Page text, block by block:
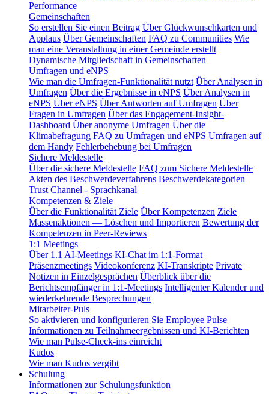
Performance
Gemeinschaften
So erstellen Sie einen Beitrag Über Glückwunschkarten und
Applaus Über Gemeinschaften FAQ zu Communities Wie
man eine Veranstaltung in einer Gemeinde erstellt
Dynamische Mitgliedschaft in Gemeinschaften
Umfragen und eNPS
Wie man die Umfragen-Funktionalität nutzt Über Analysen in
Umfragen Über die Ergebnisse in eNPS Über Analysen in
eNPS Über eNPS Über Antworten auf Umfragen Über
Fragen in Umfragen Über das Engagement-Insight-
Dashboard Über anonyme Umfragen Über die
Klimabefragung FAQ zu Umfragen und eNPS Umfragen auf
dem Handy Fehlerbehebung bei Umfragen
Sichere Meldestelle
Über die sichere Meldestelle FAQ zum Sichere Meldestelle
Akten des Beschwerdeverfahrens Beschwerdekategorien
Trust Channel - Sprachkanal
Kompetenzen & Ziele
Über die Funktionalität Ziele Über Kompetenzen Ziele
Massenaktionen — Löschen und Importieren Bewertung der
Kompetenzen in Peer-Reviews
1:1 Meetings
Über 1.1 AI-Meetings KI-Chat im 1:1-Format
Präsenzmeetings Videokonferenz KI-Transkripte Private
Notizen in Einzelgesprächen Überblick über die
Berichtsempfänger in 1:1-Meetings Intelligenter Kalender und
wiederkehrende Besprechungen
Mitarbeiter-Puls
So aktivieren und konfigurieren Sie Employee Pulse
Informationen zu Teilnahmeergebnissen und KI-Berichten
Wie man Pulse-Check-ins einreicht
Kudos
Wie man Kudos vergibt
Schulung
Informationen zur Schulungsfunktion